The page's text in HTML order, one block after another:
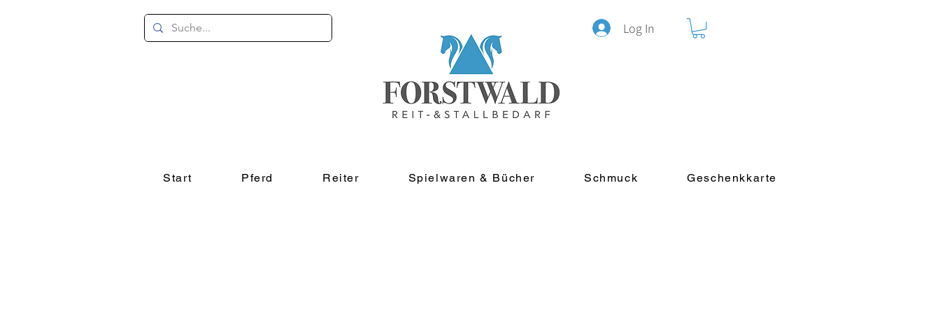
Log In
Start Pferd Reiter Spielwaren & Bücher Schmuck Geschenkkarte